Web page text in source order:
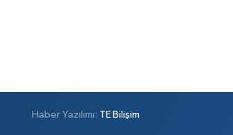
Haber Yazılımı: TE Bilişim